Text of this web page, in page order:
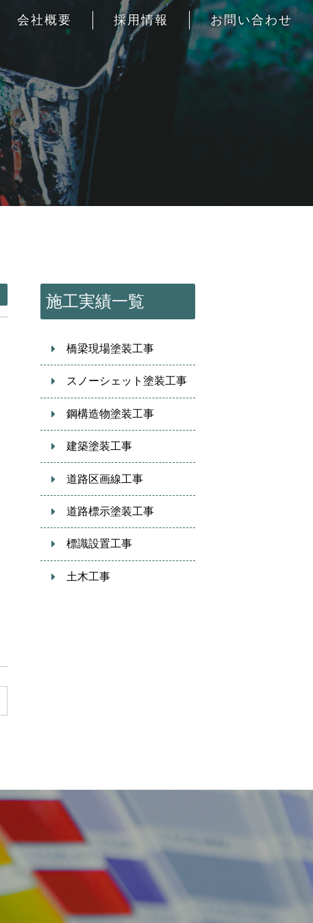
会社概要 採用情報 お問い合わせ
施工実績一覧
橋梁現場塗装工事
スノーシェット塗装工事
鋼構造物塗装工事
建築塗装工事
道路区画線工事
道路標示塗装工事
標識設置工事
土木工事